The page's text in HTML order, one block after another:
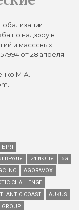
по надзору в
и массовых
от 28 апреля
М.А.
24 ИЮНЯ
5G
INC
AGORAVOX
CHALLENGE
COAST
AUKUS
GROUP